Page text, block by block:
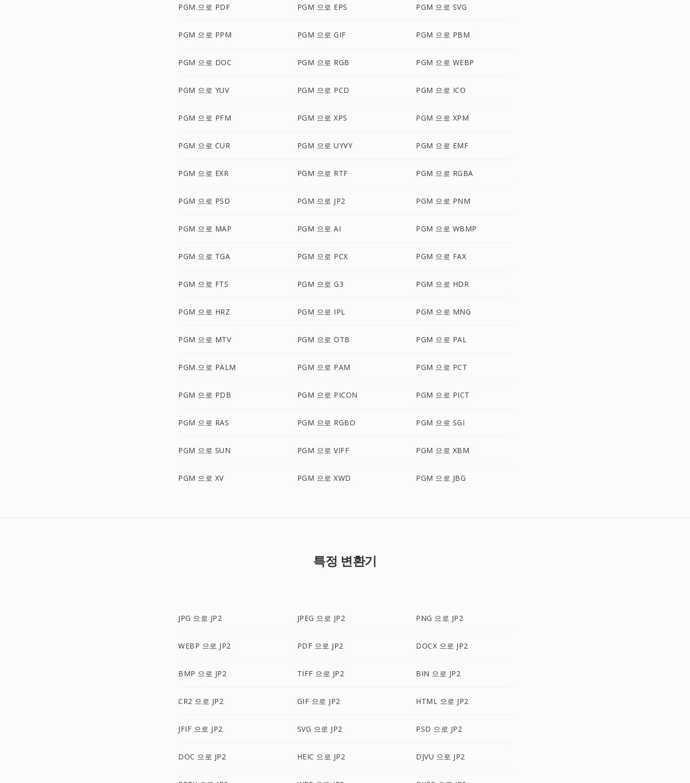
PGM 으로 PDF PGM 으로 EPS PGM 으로 SVG
PGM 으로 PPM PGM 으로 GIF PGM 으로 PBM
PGM 으로 DOC PGM 으로 RGB PGM 으로 WEBP
PGM 으로 YUV PGM 으로 PCD PGM 으로 ICO
PGM 으로 PFM PGM 으로 XPS PGM 으로 XPM
PGM 으로 CUR PGM 으로 UYVY PGM 으로 EMF
PGM 으로 EXR PGM 으로 RTF PGM 으로 RGBA
PGM 으로 PSD PGM 으로 JP2 PGM 으로 PNM
PGM 으로 MAP PGM 으로 AI PGM 으로 WBMP
PGM 으로 TGA PGM 으로 PCX PGM 으로 FAX
PGM 으로 FTS PGM 으로 G3 PGM 으로 HDR
PGM 으로 HRZ PGM 으로 IPL PGM 으로 MNG
PGM 으로 MTV PGM 으로 OTB PGM 으로 PAL
PGM 으로 PALM PGM 으로 PAM PGM 으로 PCT
PGM 으로 PDB PGM 으로 PICON PGM 으로 PICT
PGM 으로 RAS PGM 으로 RGBO PGM 으로 SGI
PGM 으로 SUN PGM 으로 VIFF PGM 으로 XBM
PGM 으로 XV PGM 으로 XWD PGM 으로 JBG
특정 변환기
JPG 으로 JP2 JPEG 으로 JP2 PNG 으로 JP2
WEBP 으로 JP2 PDF 으로 JP2 DOCX 으로 JP2
BMP 으로 JP2 TIFF 으로 JP2 BIN 으로 JP2
CR2 으로 JP2 GIF 으로 JP2 HTML 으로 JP2
JFIF 으로 JP2 SVG 으로 JP2 PSD 으로 JP2
DOC 으로 JP2 HEIC 으로 JP2 DJVU 으로 JP2